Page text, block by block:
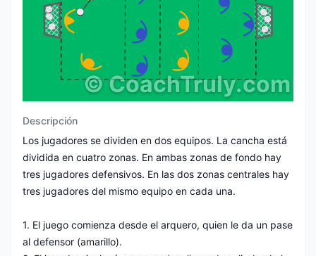
©CoachTruly.com
Descripción
Los jugadores se dividen en dos equipos. La cancha está
dividida en cuatro zonas. En ambas zonas de fondo hay
tres jugadores defensivos. En las dos zonas centrales hay
tres jugadores del mismo equipo en cada una.
1. El juego comienza desde el arquero, quien le da un pase
al defensor (amarillo).